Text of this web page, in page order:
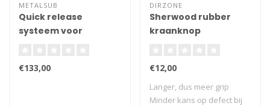
METALSUB
Quick release
systeem voor
€133,00
DIRZONE
Sherwood rubber
kraanknop
€12,00
Langer, dus meer grip
Minder kans op defect bij